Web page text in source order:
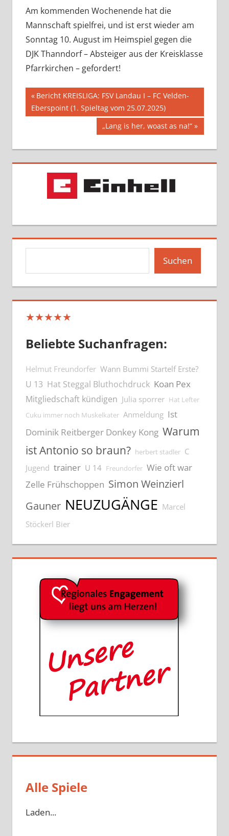
Am kommenden Wochenende hat die
Mannschaft spielfrei, und ist erst wieder am
Sonntag 10. August im Heimspiel gegen die
DJK Thanndorf – Absteiger aus der Kreisklasse
Pfarrkirchen – gefordert!
Beitragsnavigation
Vorheriger
Beitrag:
Bericht KREISLIGA: FSV Landau I – FC Velden-
Eberspoint (1. Spieltag vom 25.07.2025)
Nächster
Beitrag:
„Lang is her, woast as na!“
Suchen
★★★★★
Beliebte Suchanfragen:
Helmut Freundorfer Wann Bummi Startelf Erste?
U 13 Hat Steggal Bluthochdruck Koan Pex
Mitgliedschaft kündigen Julia sporrer Hat Lefter
Cuku immer noch Muskelkater Anmeldung Ist
Dominik Reitberger Donkey Kong Warum
ist Antonio so braun? herbert stadler C
Jugend trainer U 14 Freundorfer Wie oft war
Zelle Frühschoppen Simon Weinzierl
Gauner NEUZUGÄNGE Marcel
Stöckerl Bier
Alle Spiele
Laden...